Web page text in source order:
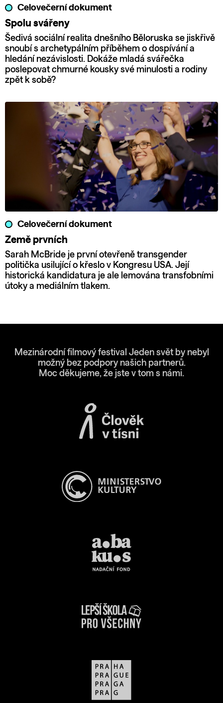
Celovečerní dokument
Spolu svářeny
Šedivá sociální realita dnešního Běloruska se jiskřivě
snoubí s archetypálním příběhem o dospívání a
hledání nezávislosti. Dokáže mladá svářečka
poslepovat chmurné kousky své minulosti a rodiny
zpět k sobě?
Celovečerní dokument
Země prvních
Sarah McBride je první otevřeně transgender
politička usilující o křeslo v Kongresu USA. Její
historická kandidatura je ale lemována transfobními
útoky a mediálním tlakem.
Mezinárodní filmový festival Jeden svět by nebyl
možný bez podpory našich partnerů.
Moc děkujeme, že jste v tom s námi.